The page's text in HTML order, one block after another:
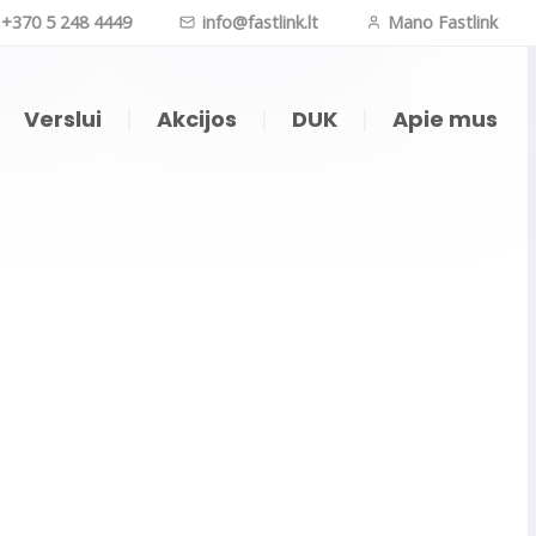
+370 5 248 4449 info@fastlink.lt Mano Fastlink
Verslui Akcijos DUK Apie mus